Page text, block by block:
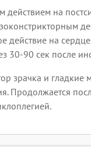
на
действие на
90 сек после
зрачка и
Продолжается